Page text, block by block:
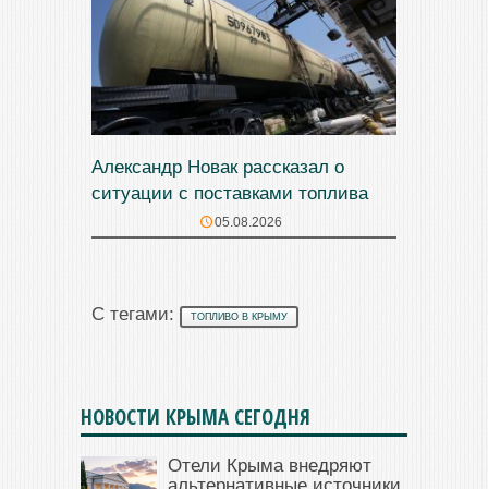
Александр Новак рассказал о
ситуации с поставками топлива
05.08.2026
С тегами: ТОПЛИВО В КРЫМУ
НОВОСТИ КРЫМА СЕГОДНЯ
Отели Крыма внедряют
альтернативные источники